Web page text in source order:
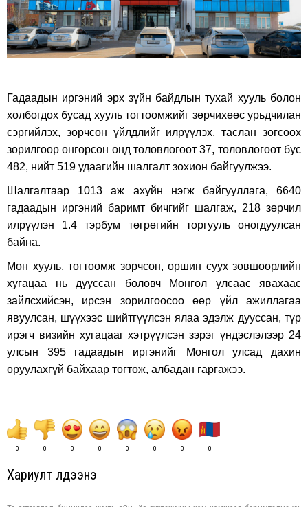
Гадаадын иргэний эрх зүйн байдлын тухай хууль болон
холбогдох бусад хууль тогтоомжийг зөрчихөөс урьдчилан
сэргийлэх, зөрчсөн үйлдлийг илрүүлэх, таслан зогсоох
зорилгоор өнгөрсөн онд төлөвлөгөөт 37, төлөвлөгөөт бус
482, нийт 519 удаагийн шалгалт зохион байгуулжээ.
Шалгалтаар 1013 аж ахуйн нэгж байгууллага, 6640
гадаадын иргэний баримт бичгийг шалгаж, 218 зөрчил
илрүүлэн 1.4 тэрбум төгрөгийн торгууль оногдуулсан
байна.
Мөн хууль, тогтоомж зөрчсөн, оршин суух зөвшөөрлийн
хугацаа нь дууссан боловч Монгол улсаас явахаас
зайлсхийсэн, ирсэн зорилгоосоо өөр үйл ажиллагаа
явуулсан, шүүхээс шийтгүүлсэн ялаа эдэлж дууссан, түр
ирэгч визийн хугацааг хэтрүүлсэн зэрэг үндэслэлээр 24
улсын 395 гадаадын иргэнийг Монгол улсад дахин
оруулахгүй байхаар тогтож, албадан гаргажээ.
0 0 0 0 0 0 0 0
Хариулт үлдээнэ үү